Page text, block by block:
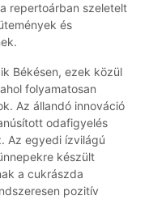
repertoárban szeletelt
és
Békésen, ezek közül
folyamatosan
Az állandó innováció
odafigyelés
Az egyedi ízvilágú
készült
a cukrászda
pozitív